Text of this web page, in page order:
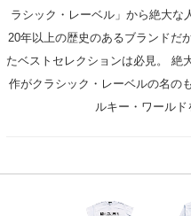
ラシック・レーベル」から絶大な
20年以上の歴史のあるブランドだ
たベストセレクションは必見。 絶
作がクラシック・レーベルの名の
ルキー・ワールド